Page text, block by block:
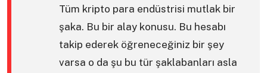
Tüm kripto para endüstrisi mutlak bir
şaka. Bu bir alay konusu. Bu hesabı
takip ederek öğreneceğiniz bir şey
varsa o da şu bu tür şaklabanları asla